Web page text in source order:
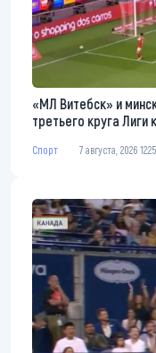
«МЛ Витебск» и
третьего круга Лиги
Спорт 7 августа, 2026 12:25